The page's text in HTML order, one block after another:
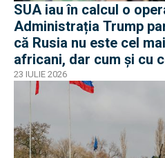
SUA iau în calcul o
Administrația Trump
că Rusia nu este cel
africani, dar cum și cu
operaționale?
23 IULIE 2026